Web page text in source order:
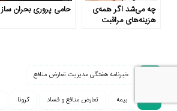
چه می‌شد اگر همه‌ی
هزینه‌های مراقبت
حامی پروری بحران ساز
خبرنامه هفتگی مدیریت تعارض منافع
بیمه تعارض منافع و فساد کرونا